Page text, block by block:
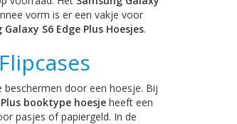
vorm is er een vakje voor
Galaxy S6 Edge Plus Hoesjes.
door een hoesje. Bij
booktype hoesjeheeft een
pasjes of papiergeld. In de